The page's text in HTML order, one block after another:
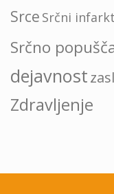
Srce Srčni infarkt
Srčno
dejavnost
Zdravljenje